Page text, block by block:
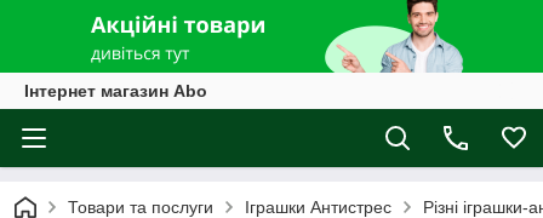
Інтернет магазин Abo
Товари та послуги Іграшки Антистрес Різні іграшки-